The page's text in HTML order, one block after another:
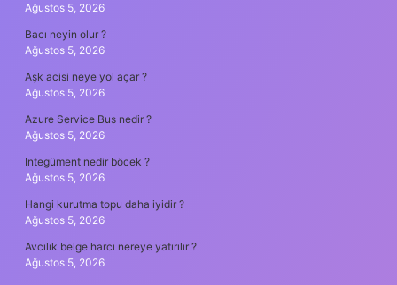
Ağustos 5, 2026
Bacı neyin olur ?
Ağustos 5, 2026
Aşk acisi neye yol açar ?
Ağustos 5, 2026
Azure Service Bus nedir ?
Ağustos 5, 2026
Integüment nedir böcek ?
Ağustos 5, 2026
Hangi kurutma topu daha iyidir ?
Ağustos 5, 2026
Avcılık belge harcı nereye yatırılır ?
Ağustos 5, 2026